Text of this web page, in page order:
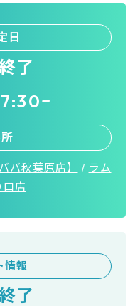
日
了
バ秋葉原店】 / ラム
口店
情報
了